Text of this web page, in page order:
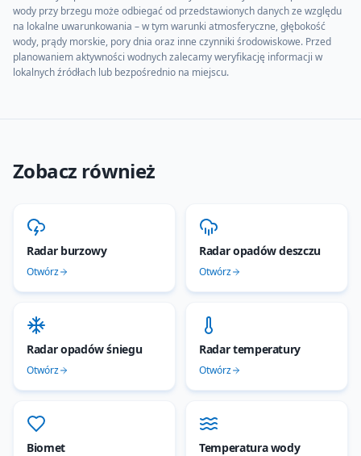
wody przy brzegu może odbiegać od przedstawionych danych ze względu
na lokalne uwarunkowania – w tym warunki atmosferyczne, głębokość
wody, prądy morskie, pory dnia oraz inne czynniki środowiskowe. Przed
planowaniem aktywności wodnych zalecamy weryfikację informacji w
lokalnych źródłach lub bezpośrednio na miejscu.
Zobacz również
Radar burzowy
Otwórz
Radar opadów deszczu
Otwórz
Radar opadów śniegu
Otwórz
Radar temperatury
Otwórz
Biomet Temperatura wody